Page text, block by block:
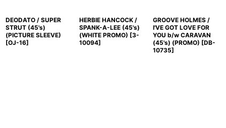
DEODATO / SUPER
STRUT (45's)
(PICTURE SLEEVE)
[OJ-16]
HERBIE HANCOCK /
SPANK-A-LEE (45's)
(WHITE PROMO) [3-
10094]
GROOVE HOLMES /
I'VE GOT LOVE FOR
YOU b/w CARAVAN
(45's) (PROMO) [DB-
10735]